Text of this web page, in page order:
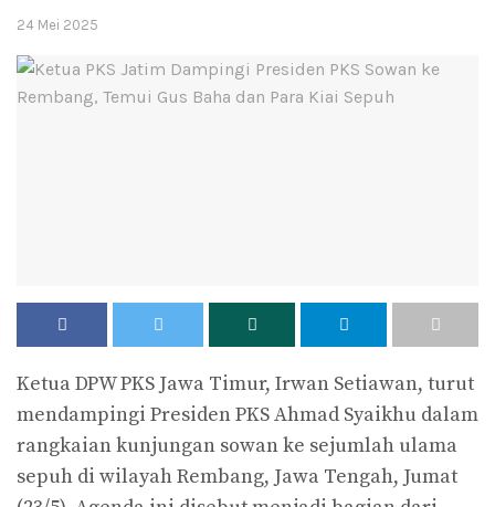
24 Mei 2025
Ketua DPW PKS Jawa Timur, Irwan Setiawan, turut
mendampingi Presiden PKS Ahmad Syaikhu dalam
rangkaian kunjungan sowan ke sejumlah ulama
sepuh di wilayah Rembang, Jawa Tengah, Jumat